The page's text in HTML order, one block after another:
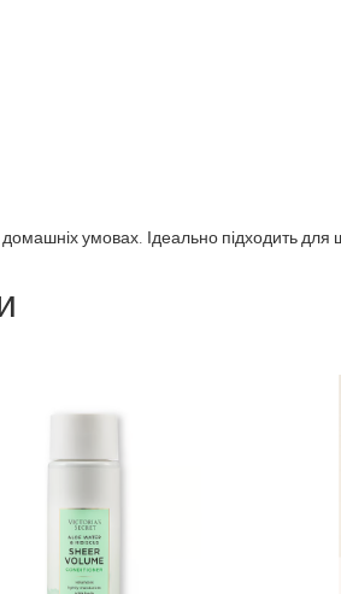
умовах. Ідеально підходить